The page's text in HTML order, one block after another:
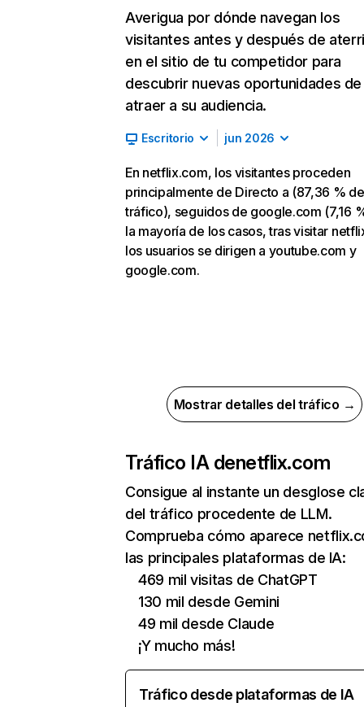
Averigua por dónde navegan los
visitantes antes y después de
en el sitio de tu competidor para
descubrir nuevas oportunidades de
atraer a su audiencia.
Escritorio jun 2026
En netflix.com, los visitantes proceden
principalmente de Directo a (87,36 % de
tráfico), seguidos de google.com (7,16
la mayoría de los casos, tras visitar
los usuarios se dirigen a youtube.com y
google.com.
Mostrar detalles del tráfico →
Tráfico IA denetflix.com
Consigue al instante un desglose
del tráfico procedente de LLM.
Comprueba cómo aparece
las principales plataformas de IA:
469 mil visitas de ChatGPT
130 mil desde Gemini
49 mil desde Claude
¡Y mucho más!
Tráfico desde plataformas de IA